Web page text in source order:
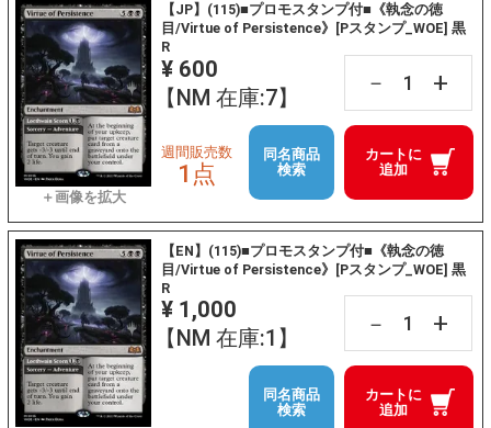
【JP】(115)■プロモスタンプ付■《執念の徳
目/Virtue of Persistence》[Pスタンプ_WOE] 黒
R
¥ 600
【NM 在庫:7】
－ +
カートに
追加
週間販売数
1点
同名商品
検索
【EN】(115)■プロモスタンプ付■《執念の徳
目/Virtue of Persistence》[Pスタンプ_WOE] 黒
R
¥ 1,000
【NM 在庫:1】
－ +
カートに
追加
同名商品
検索